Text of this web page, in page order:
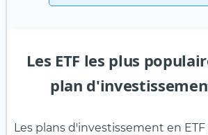
Les ETF les plus
plan
Les plans d'investissement en